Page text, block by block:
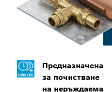
Предназначена
за почистване
на неръждаема